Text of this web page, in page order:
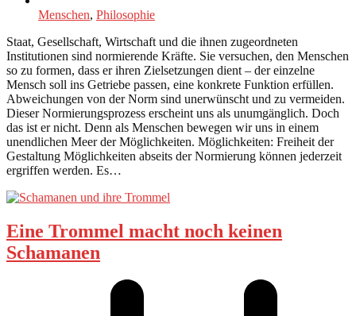
Menschen, Philosophie
Staat, Gesellschaft, Wirtschaft und die ihnen zugeordneten
Institutionen sind normierende Kräfte. Sie versuchen, den Menschen
so zu formen, dass er ihren Zielsetzungen dient – der einzelne
Mensch soll ins Getriebe passen, eine konkrete Funktion erfüllen.
Abweichungen von der Norm sind unerwünscht und zu vermeiden.
Dieser Normierungsprozess erscheint uns als unumgänglich. Doch
das ist er nicht. Denn als Menschen bewegen wir uns in einem
unendlichen Meer der Möglichkeiten. Möglichkeiten: Freiheit der
Gestaltung Möglichkeiten abseits der Normierung können jederzeit
ergriffen werden. Es…
Eine Trommel macht noch keinen
Schamanen